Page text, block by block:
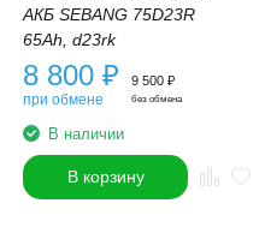
АКБ SEBANG 75D23R
65Ah, d23rk
8 800 ₽
при обмене
9 500 ₽
без обмена
В наличии
В корзину